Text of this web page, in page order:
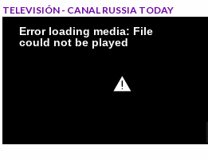
TELEVISIÓN - CANAL RUSSIA TODAY